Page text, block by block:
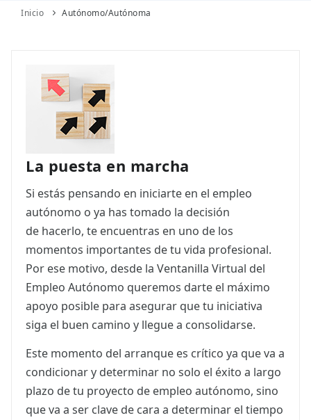
INTERNACIONALIZACIÓN
Inicio Autónomo/Autónoma
La puesta en marcha
Si estás pensando en iniciarte en el empleo
autónomo o ya has tomado la decisión
de hacerlo, te encuentras en uno de los
momentos importantes de tu vida profesional.
Por ese motivo, desde la Ventanilla Virtual del
Empleo Autónomo queremos darte el máximo
apoyo posible para asegurar que tu iniciativa
siga el buen camino y llegue a consolidarse.
Este momento del arranque es crítico ya que va a
condicionar y determinar no solo el éxito a largo
plazo de tu proyecto de empleo autónomo, sino
que va a ser clave de cara a determinar el tiempo